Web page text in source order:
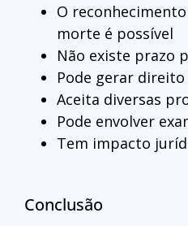
O
morte é possível
Não existe prazo
Pode gerar direito
Aceita diversas
Pode envolver
Tem impacto
Conclusão